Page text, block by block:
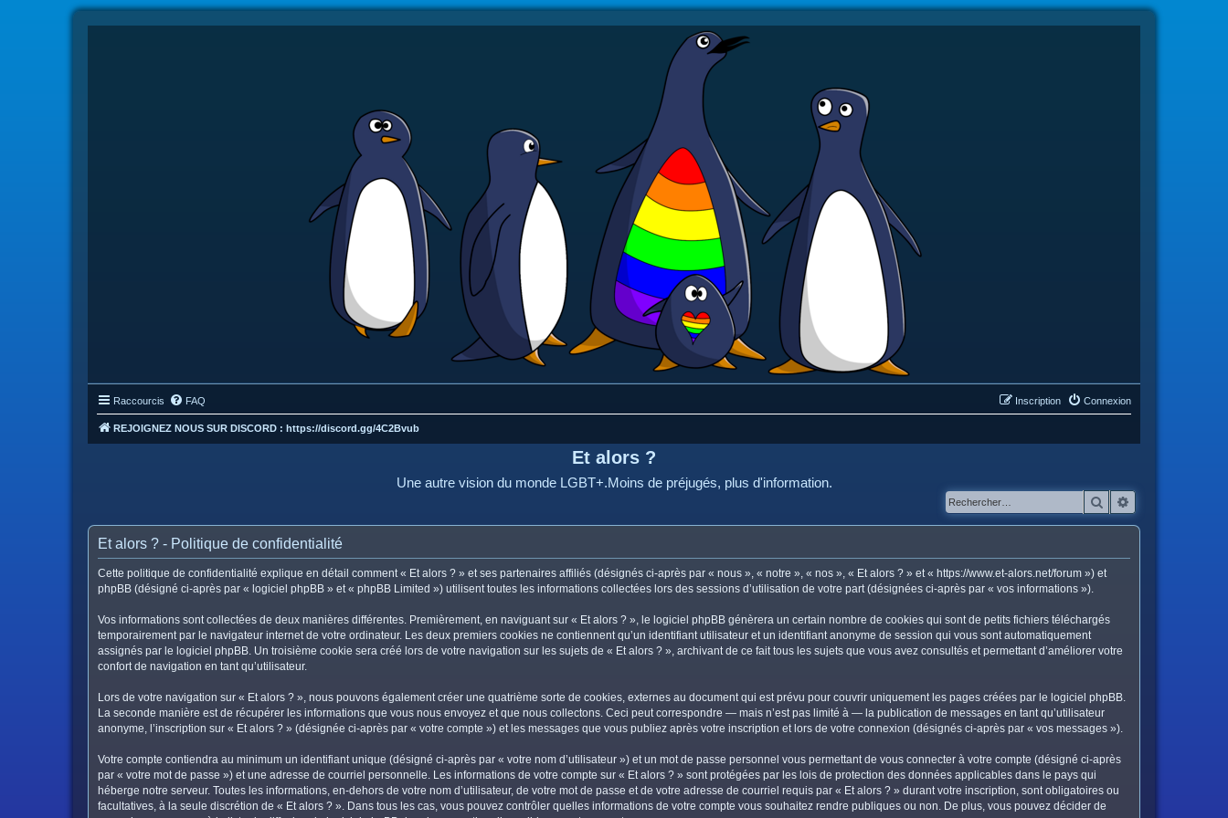
Raccourcis FAQ Connexion
Inscription
REJOIGNEZ NOUS SUR DISCORD : https://discord.gg/4C2Bvub
Et alors ?
Une autre vision du monde LGBT+.Moins de préjugés, plus d'information.
Rechercher
Et alors ? - Politique de confidentialité
Cette politique de confidentialité explique en détail comment « Et alors ? » et ses partenaires affiliés (désignés ci-après par « nous », « notre », « nos », « Et alors ? » et « https://www.et-alors.net/forum ») et
phpBB (désigné ci-après par « logiciel phpBB » et « phpBB Limited ») utilisent toutes les informations collectées lors des sessions d’utilisation de votre part (désignées ci-après par « vos informations »).
Vos informations sont collectées de deux manières différentes. Premièrement, en naviguant sur « Et alors ? », le logiciel phpBB génèrera un certain nombre de cookies qui sont de petits fichiers téléchargés
temporairement par le navigateur internet de votre ordinateur. Les deux premiers cookies ne contiennent qu’un identifiant utilisateur et un identifiant anonyme de session qui vous sont automatiquement
assignés par le logiciel phpBB. Un troisième cookie sera créé lors de votre navigation sur les sujets de « Et alors ? », archivant de ce fait tous les sujets que vous avez consultés et permettant d’améliorer votre
confort de navigation en tant qu’utilisateur.
Lors de votre navigation sur « Et alors ? », nous pouvons également créer une quatrième sorte de cookies, externes au document qui est prévu pour couvrir uniquement les pages créées par le logiciel phpBB.
La seconde manière est de récupérer les informations que vous nous envoyez et que nous collectons. Ceci peut correspondre — mais n’est pas limité à — la publication de messages en tant qu’utilisateur
anonyme, l’inscription sur « Et alors ? » (désignée ci-après par « votre compte ») et les messages que vous publiez après votre inscription et lors de votre connexion (désignés ci-après par « vos messages »).
Votre compte contiendra au minimum un identifiant unique (désigné ci-après par « votre nom d’utilisateur ») et un mot de passe personnel vous permettant de vous connecter à votre compte (désigné ci-après
par « votre mot de passe ») et une adresse de courriel personnelle. Les informations de votre compte sur « Et alors ? » sont protégées par les lois de protection des données applicables dans le pays qui
héberge notre serveur. Toutes les informations, en-dehors de votre nom d’utilisateur, de votre mot de passe et de votre adresse de courriel requis par « Et alors ? » durant votre inscription, sont obligatoires ou
facultatives, à la seule discrétion de « Et alors ? ». Dans tous les cas, vous pouvez contrôler quelles informations de votre compte vous souhaitez rendre publiques ou non. De plus, vous pouvez décider de